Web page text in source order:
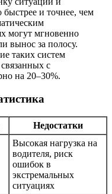
быстрее и точнее, чем
могут мгновенно
вынос за полосу.
таких систем
с
на 20–30%.
Недостатки
Высокая нагрузка на
водителя, риск
ошибок в
экстремальных
ситуациях